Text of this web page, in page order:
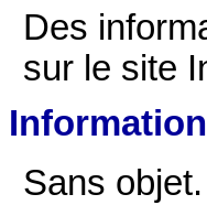
Des
sur le site
Sans objet.